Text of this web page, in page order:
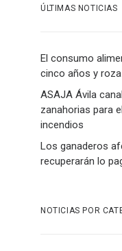
ÚLTIMAS NOTICIAS
El consumo
cinco años y
ASAJA Ávila
zanahorias para
incendios
Los ganaderos
recuperarán lo
NOTICIAS POR